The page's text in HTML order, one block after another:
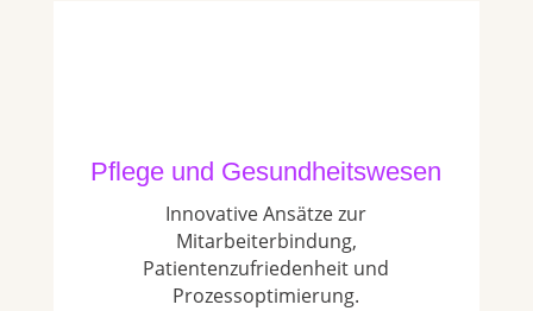
Pflege und Gesundheitswesen
Innovative Ansätze zur
Mitarbeiterbindung,
Patientenzufriedenheit und
Prozessoptimierung.